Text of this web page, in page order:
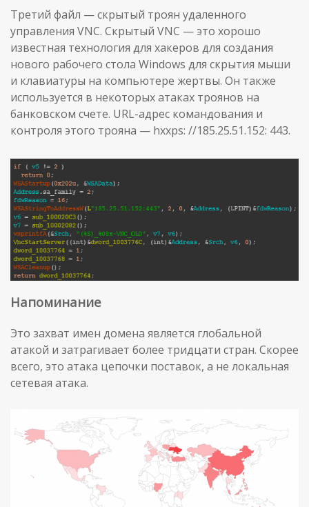
Третий файл — скрытый троян удаленного
управления VNC. Скрытый VNC — это хорошо
известная технология для хакеров для создания
нового рабочего стола Windows для скрытия мыши
и клавиатуры на компьютере жертвы. Он также
используется в некоторых атаках троянов на
банковском счете. URL-адрес командования и
контроля этого трояна — hxxps: //185.25.51.152: 443.
Напоминание
Это захват имен домена является глобальной
атакой и затрагивает более тридцати стран. Скорее
всего, это атака цепочки поставок, а не локальная
сетевая атака.